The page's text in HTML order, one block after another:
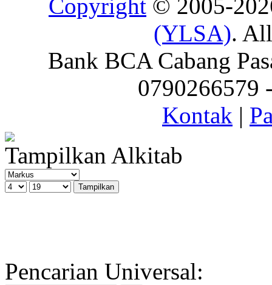
Copyright © 2005-
(YLSA).
Bank BCA Cabang
0790266579
Kontak |
Tampilkan Alkitab
Pencarian Universal: